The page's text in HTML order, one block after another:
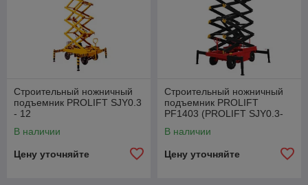
Строительный ножничный
подъемник PROLIFT SJY0.3
- 12
В наличии
Цену уточняйте
Строительный ножничный
подъемник PROLIFT
PF1403 (PROLIFT SJY0.3-
В наличии
Цену уточняйте